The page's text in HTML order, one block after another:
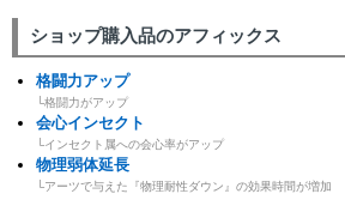
ショップ購入品のアフィックス
格闘力アップ
└格闘力がアップ
会心インセクト
└インセクト属への会心率がアップ
物理弱体延長
└アーツで与えた『物理耐性ダウン』の効果時間が増加